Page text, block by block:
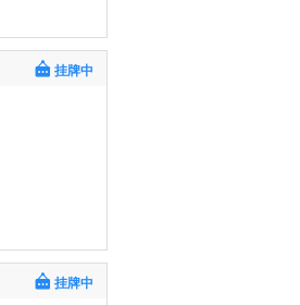
挂牌中
挂牌中